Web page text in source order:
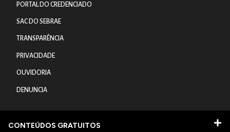
PORTAL DO CREDENCIADO
SAC DO SEBRAE
TRANSPARÊNCIA
PRIVACIDADE
OUVIDORIA
DENUNCIA
CONTEÚDOS GRATUITOS